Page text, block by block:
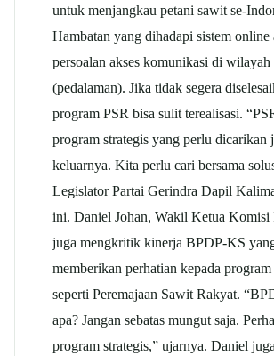
untuk menjangkau petani sawit se-
Hambatan yang dihadapi sistem online
persoalan akses komunikasi di wilayah
(pedalaman). Jika tidak segera
program PSR bisa sulit terealisasi.
program strategis yang perlu dicarikan
keluarnya. Kita perlu cari bersama
Legislator Partai Gerindra Dapil
ini. Daniel Johan, Wakil Ketua
juga mengkritik kinerja BPDP-KS
memberikan perhatian kepada program
seperti Peremajaan Sawit Rakyat.
apa? Jangan sebatas mungut saja.
program strategis,” ujarnya. Daniel